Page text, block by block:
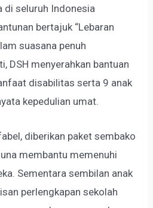
di seluruh Indonesia
bertajuk “Lebaran
suasana penuh
DSH menyerahkan bantuan
disabilitas serta 9 anak
kepedulian umat.
diberikan paket sembako
membantu memenuhi
Sementara sembilan anak
perlengkapan sekolah